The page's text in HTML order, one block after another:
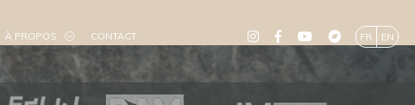
À PROPOS CONTACT FR EN